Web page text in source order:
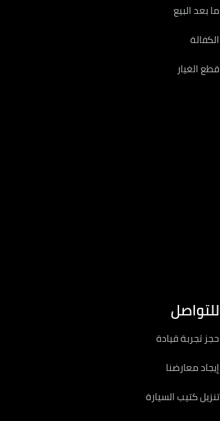
ما بعد البيع
الكفالة
قطع الغيار
للتواصل
حجز تجربة قيادة
إيجاد معارضنا
تنزيل كتيب السيارة